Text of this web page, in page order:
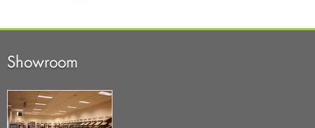
Showroom